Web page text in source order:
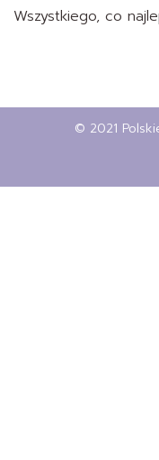
Wszystkiego, co
© 2021